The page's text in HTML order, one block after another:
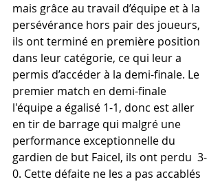
mais grâce au travail d’équipe et à la
persévérance hors pair des joueurs,
ils ont terminé en première position
dans leur catégorie, ce qui leur a
permis d’accéder à la demi-finale. Le
premier match en demi-finale
l'équipe a égalisé 1-1, donc est aller
en tir de barrage qui malgré une
performance exceptionnelle du
gardien de but Faicel, ils ont perdu  3-
0. Cette défaite ne les a pas accablés